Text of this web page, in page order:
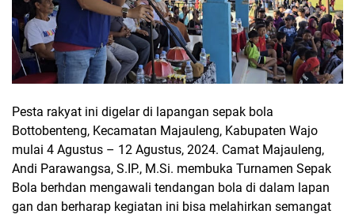
Pesta rakyat ini digelar di lapangan sepak bola
Bottobenteng, Kecamatan Majauleng, Kabupaten Wajo
mulai 4 Agustus – 12 Agustus, 2024. Camat Majauleng,
Andi Parawangsa, S.IP., M.Si. membuka Turnamen Sepak
Bola berhdan mengawali tendangan bola di dalam lapan
gan dan berharap kegiatan ini bisa melahirkan semangat